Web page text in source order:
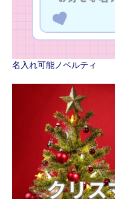
名入れ可能ノベルティ